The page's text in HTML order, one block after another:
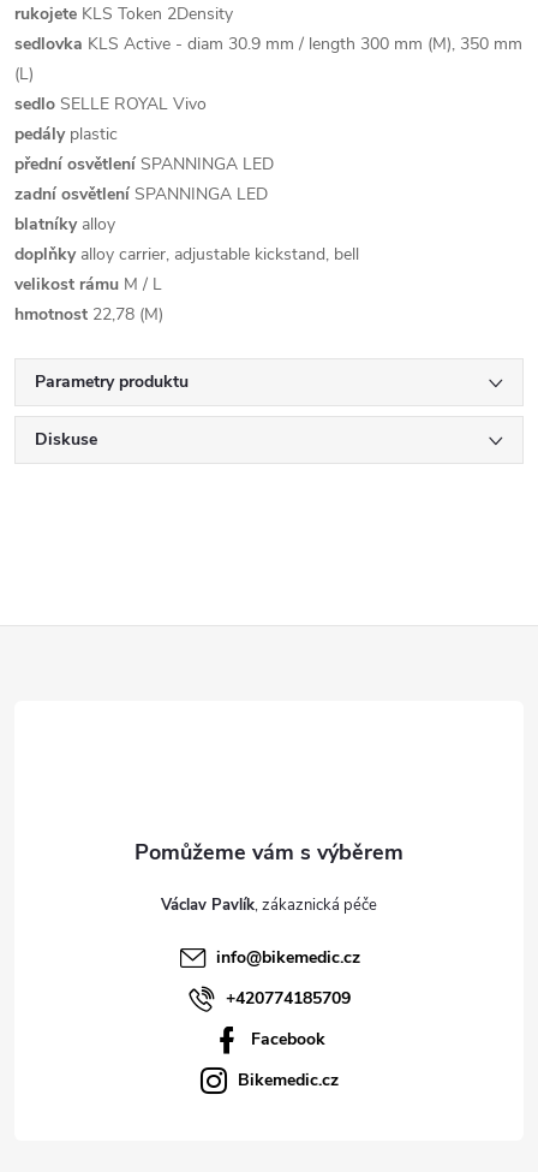
rukojete KLS Token 2Density
sedlovka KLS Active - diam 30.9 mm / length 300 mm (M), 350 mm
(L)
sedlo SELLE ROYAL Vivo
pedályplastic
přední osvětlení SPANNINGA LED
zadní osvětlení SPANNINGA LED
blatníkyalloy
doplňkyalloy carrier, adjustable kickstand, bell
velikost rámu M / L
hmotnost 22,78 (M)
Parametry produktu
Diskuse
Václav Pavlík
info@bikemedic.cz
+420774185709
Facebook
Bikemedic.cz